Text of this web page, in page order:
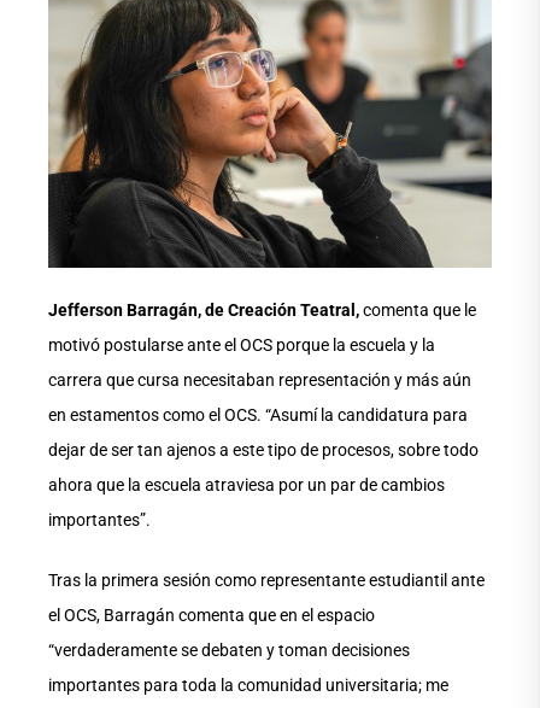
Jefferson Barragán, de Creación Teatral,comenta que le
motivó postularse ante el OCS porque la escuela y la
carrera que cursa necesitaban representación y más aún
en estamentos como el OCS. “Asumí la candidatura para
dejar de ser tan ajenos a este tipo de procesos, sobre todo
ahora que la escuela atraviesa por un par de cambios
importantes”.
Tras la primera sesión como representante estudiantil ante
el OCS, Barragán comenta que en el espacio
“verdaderamente se debaten y toman decisiones
importantes para toda la comunidad universitaria; me